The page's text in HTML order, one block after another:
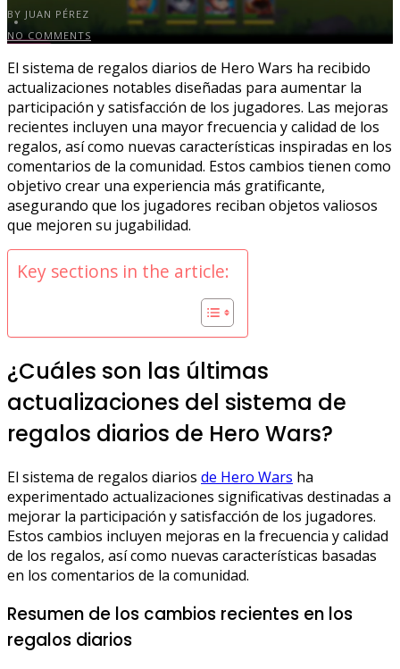
BY JUAN PÉREZ
NO COMMENTS
El sistema de regalos diarios de Hero Wars ha recibido
actualizaciones notables diseñadas para aumentar la
participación y satisfacción de los jugadores. Las mejoras
recientes incluyen una mayor frecuencia y calidad de los
regalos, así como nuevas características inspiradas en los
comentarios de la comunidad. Estos cambios tienen como
objetivo crear una experiencia más gratificante,
asegurando que los jugadores reciban objetos valiosos
que mejoren su jugabilidad.
Key sections in the article:
¿Cuáles son las últimas
actualizaciones del sistema de
regalos diarios de Hero Wars?
El sistema de regalos diarios de Hero Wars ha
experimentado actualizaciones significativas destinadas a
mejorar la participación y satisfacción de los jugadores.
Estos cambios incluyen mejoras en la frecuencia y calidad
de los regalos, así como nuevas características basadas
en los comentarios de la comunidad.
Resumen de los cambios recientes en los
regalos diarios